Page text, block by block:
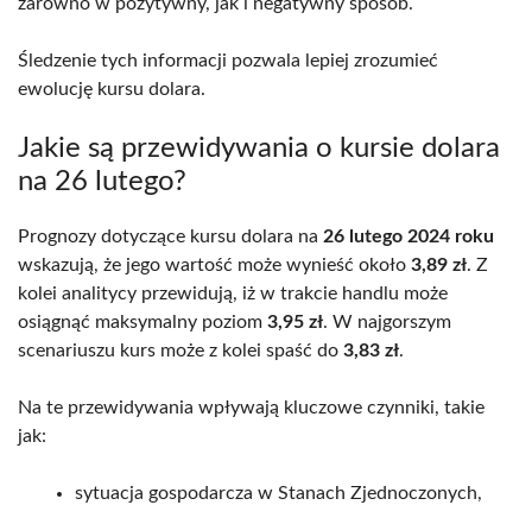
Śledzenie tych informacji pozwala lepiej zrozumieć
ewolucję kursu dolara.
Jakie są przewidywania o kursie dolara
na 26 lutego?
Prognozy dotyczące kursu dolara na 26 lutego 2024 roku
wskazują, że jego wartość może wynieść około 3,89 zł. Z
kolei analitycy przewidują, iż w trakcie handlu może
osiągnąć maksymalny poziom 3,95 zł. W najgorszym
scenariuszu kurs może z kolei spaść do 3,83 zł.
Na te przewidywania wpływają kluczowe czynniki, takie
jak:
sytuacja gospodarcza w Stanach Zjednoczonych,